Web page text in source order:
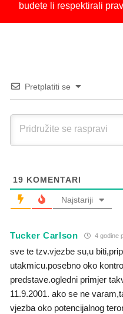
budete li respektirali
Pretplatiti se
19 KOMENTARI
Najstariji
Tucker Carlson 4 godine
sve te tzv.vjezbe su,u
utakmicu.posebno oko
predstave.ogledni primjer
11.9.2001. ako se ne
vjezba oko potencijalnog